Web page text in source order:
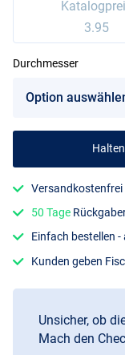
3.95
Durchmesser
50 Tage
Einfach bestellen
Kunden geben
Unsicher, ob
Mach den